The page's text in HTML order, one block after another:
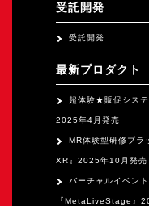
受託開発
受託開発
最新プロダクト
超体験★販促シス
2025年4月発売
MR体験型研修プ
XR』2025年10月発売
バーチャルイベン
『MetaLiveStage』